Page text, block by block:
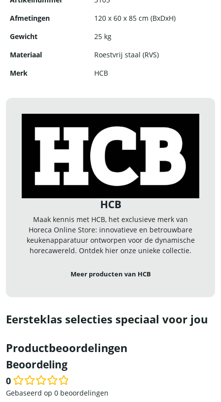
Afmetingen
120 x 60 x 85 cm (BxDxH)
Gewicht
25 kg
Materiaal
Roestvrij staal (RVS)
Merk
HCB
HCB
Maak kennis met HCB, het exclusieve merk van
Horeca Online Store: innovatieve en betrouwbare
keukenapparatuur ontworpen voor de dynamische
horecawereld. Ontdek hier onze unieke collectie.
Meer producten van HCB
Eersteklas selecties speciaal voor jou
Productbeoordelingen
Beoordeling
0
Waardering
Gebaseerd op 0 beoordelingen